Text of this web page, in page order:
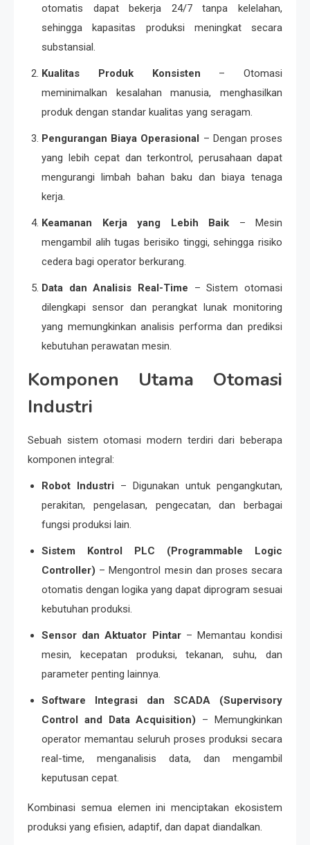
otomatis dapat bekerja 24/7 tanpa kelelahan,
sehingga kapasitas produksi meningkat secara
substansial.
Kualitas Produk Konsisten – Otomasi
meminimalkan kesalahan manusia, menghasilkan
produk dengan standar kualitas yang seragam.
Pengurangan Biaya Operasional – Dengan proses
yang lebih cepat dan terkontrol, perusahaan dapat
mengurangi limbah bahan baku dan biaya tenaga
kerja.
Keamanan Kerja yang Lebih Baik – Mesin
mengambil alih tugas berisiko tinggi, sehingga risiko
cedera bagi operator berkurang.
Data dan Analisis Real-Time – Sistem otomasi
dilengkapi sensor dan perangkat lunak monitoring
yang memungkinkan analisis performa dan prediksi
kebutuhan perawatan mesin.
Komponen Utama Otomasi
Industri
Sebuah sistem otomasi modern terdiri dari beberapa
komponen integral:
Robot Industri – Digunakan untuk pengangkutan,
perakitan, pengelasan, pengecatan, dan berbagai
fungsi produksi lain.
Sistem Kontrol PLC (Programmable Logic
Controller) – Mengontrol mesin dan proses secara
otomatis dengan logika yang dapat diprogram sesuai
kebutuhan produksi.
Sensor dan Aktuator Pintar– Memantau kondisi
mesin, kecepatan produksi, tekanan, suhu, dan
parameter penting lainnya.
Software Integrasi dan SCADA (Supervisory
Control and Data Acquisition) – Memungkinkan
operator memantau seluruh proses produksi secara
real-time, menganalisis data, dan mengambil
keputusan cepat.
Kombinasi semua elemen ini menciptakan ekosistem
produksi yang efisien, adaptif, dan dapat diandalkan.